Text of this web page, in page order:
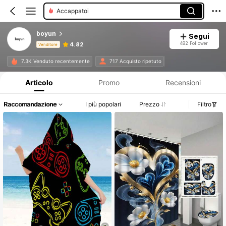
Accappatoi
boyun
Venditore 4.82
Segui
482 Follower
7.3K Venduto recentemente 717 Acquisto ripetuto
Articolo Promo Recensioni
Raccomandazione I più popolari Prezzo Filtro